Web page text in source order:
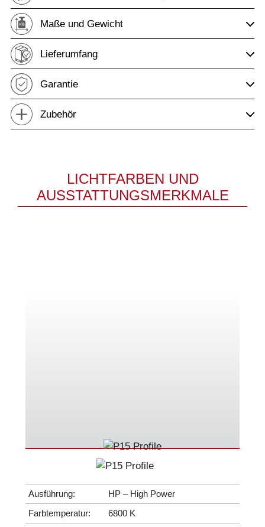
Maße und Gewicht
Lieferumfang
Garantie
Zubehör
LICHTFARBEN UND
AUSSTATTUNGSMERKMALE
Ausführung:
HP – High Power
Farbtemperatur:
6800 K